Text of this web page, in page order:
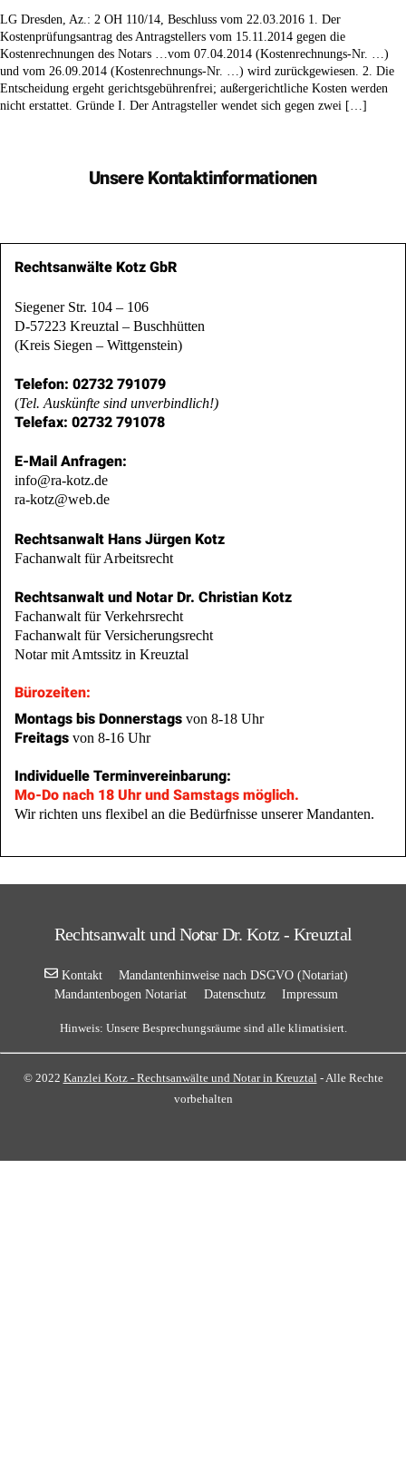
LG Dresden, Az.: 2 OH 110/14, Beschluss vom 22.03.2016 1. Der
Kostenprüfungsantrag des Antragstellers vom 15.11.2014 gegen die
Kostenrechnungen des Notars …vom 07.04.2014 (Kostenrechnungs-Nr. …)
und vom 26.09.2014 (Kostenrechnungs-Nr. …) wird zurückgewiesen. 2. Die
Entscheidung ergeht gerichtsgebührenfrei; außergerichtliche Kosten werden
nicht erstattet. Gründe I. Der Antragsteller wendet sich gegen zwei […]
Unsere Kontaktinformationen
Rechtsanwälte Kotz GbR
Siegener Str. 104 – 106
D-57223 Kreuztal – Buschhütten
(Kreis Siegen – Wittgenstein)
Telefon: 02732 791079
(Tel. Auskünfte sind unverbindlich!)
Telefax: 02732 791078
E-Mail Anfragen:
info@ra-kotz.de
ra-kotz@web.de
Rechtsanwalt Hans Jürgen Kotz
Fachanwalt für Arbeitsrecht
Rechtsanwalt und Notar Dr. Christian Kotz
Fachanwalt für Verkehrsrecht
Fachanwalt für Versicherungsrecht
Notar mit Amtssitz in Kreuztal
Bürozeiten:
Montags bis Donnerstags von 8-18 Uhr
Freitags von 8-16 Uhr
Individuelle Terminvereinbarung:
Mo-Do nach 18 Uhr und Samstags möglich.
Wir richten uns flexibel an die Bedürfnisse unserer Mandanten.
Back
Top
Rechtsanwalt und Notar Dr. Kotz - Kreuztal
Kontakt
Mandantenhinweise nach DSGVO (Notariat)
Mandantenbogen Notariat
Datenschutz Impressum
Hinweis: Unsere Besprechungsräume sind alle klimatisiert.
© 2022 Kanzlei Kotz - Rechtsanwälte und Notar in Kreuztal - Alle Rechte
vorbehalten